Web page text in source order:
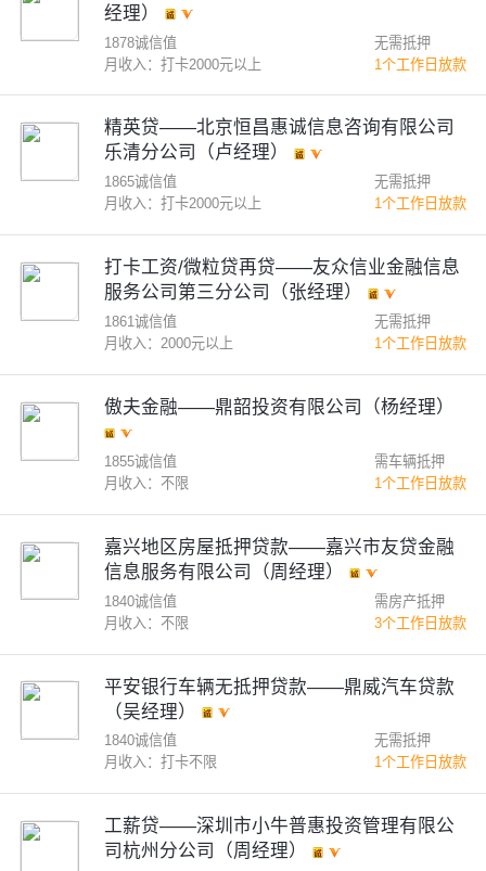
经理）
1878诚信值
月收入：打卡2000元以上
无需抵押
1个工作日放款
精英贷——北京恒昌惠诚信息咨询有限公司
乐清分公司（卢经理）
1865诚信值
月收入：打卡2000元以上
无需抵押
1个工作日放款
打卡工资/微粒贷再贷——友众信业金融信息
服务公司第三分公司（张经理）
1861诚信值
月收入：2000元以上
无需抵押
1个工作日放款
傲夫金融——鼎韶投资有限公司（杨经理）
1855诚信值
月收入：不限
需车辆抵押
1个工作日放款
嘉兴地区房屋抵押贷款——嘉兴市友贷金融
信息服务有限公司（周经理）
1840诚信值
月收入：不限
需房产抵押
3个工作日放款
平安银行车辆无抵押贷款——鼎威汽车贷款
（吴经理）
1840诚信值
月收入：打卡不限
无需抵押
1个工作日放款
工薪贷——深圳市小牛普惠投资管理有限公
司杭州分公司（周经理）